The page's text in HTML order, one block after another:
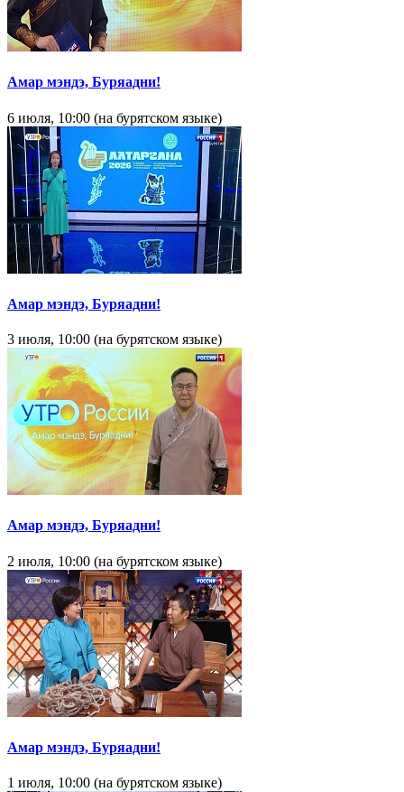
Амар мэндэ, Буряадни!
6 июля, 10:00 (на бурятском языке)
Амар мэндэ, Буряадни!
3 июля, 10:00 (на бурятском языке)
Амар мэндэ, Буряадни!
2 июля, 10:00 (на бурятском языке)
Амар мэндэ, Буряадни!
1 июля, 10:00 (на бурятском языке)